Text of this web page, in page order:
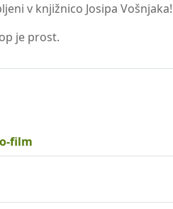
v knjižnico Josipa Vošnjaka!
je prost.
film